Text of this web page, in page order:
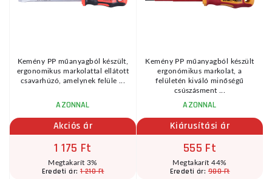
Kemény PP műanyagból készült,
ergonomikus markolattal ellátott
csavarhúzó, amelynek felüle ...
AZONNAL
Akciós ár
1 175 Ft
Megtakarít 3%
Eredeti ár:1 210 Ft
Kemény PP műanyagból készült
ergonómikus markolat, a
felületén kiváló minőségű
csúszásment ...
AZONNAL
Kiárusítási ár
555 Ft
Megtakarít 44%
Eredeti ár:980 Ft